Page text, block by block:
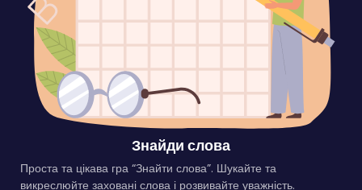
Знайди слова
Проста та цікава гра “Знайти слова”. Шукайте та
викреслюйте заховані слова і розвивайте уважність.